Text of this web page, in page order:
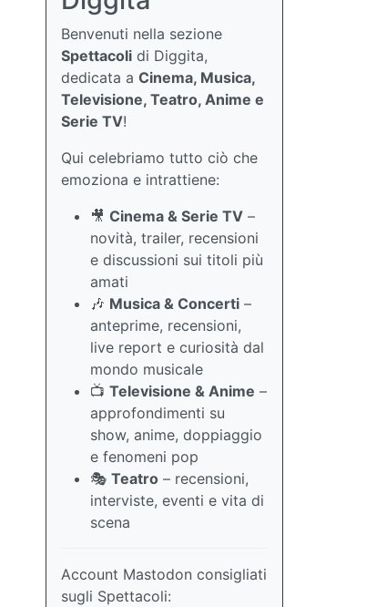
Benvenuti nella sezione
Spettacoli di Diggita,
dedicata a Cinema, Musica,
Televisione, Teatro, Anime e
Serie TV!
Qui celebriamo tutto ciò che
emoziona e intrattiene:
🎥 Cinema & Serie TV –
novità, trailer, recensioni
e discussioni sui titoli più
amati
🎶 Musica & Concerti –
anteprime, recensioni,
live report e curiosità dal
mondo musicale
📺 Televisione & Anime –
approfondimenti su
show, anime, doppiaggio
e fenomeni pop
🎭 Teatro – recensioni,
interviste, eventi e vita di
scena
Account Mastodon consigliati
sugli Spettacoli: